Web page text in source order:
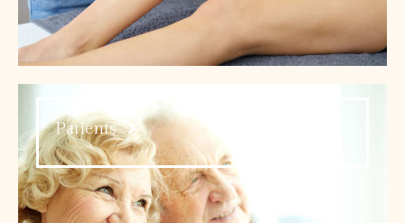
Patients